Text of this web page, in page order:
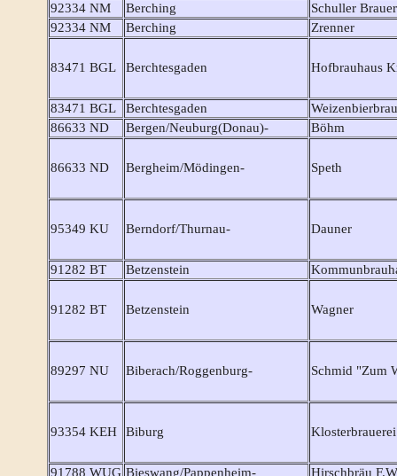
92334 NM
Berching
Schuller
92334 NM
Berching Zrenner
83471 BGL Berchtesgaden Hofbrauhaus
83471 BGL Berchtesgaden
86633 ND
Bergen/Neuburg(Donau)- Böhm
86633 ND Bergheim/Mödingen- Speth
95349 KU Berndorf/Thurnau- Dauner
91282 BT Betzenstein
91282 BT Betzenstein Wagner
89297 NU Biberach/Roggenburg- Schmid "Zum
93354 KEH Biburg
91788 WUG Bieswang/Pappenheim- Hirschbräu